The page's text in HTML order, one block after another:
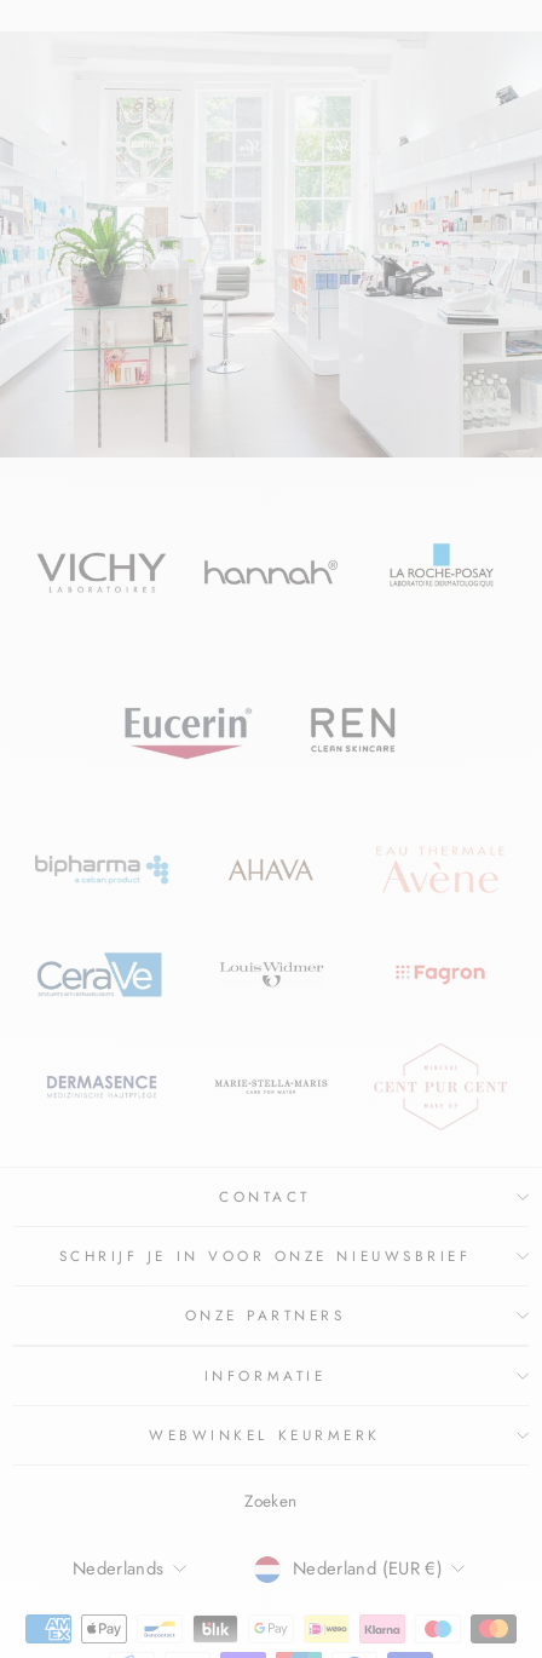
CONTACT
SCHRIJF JE IN VOOR ONZE NIEUWSBRIEF
ONZE PARTNERS
INFORMATIE
WEBWINKEL KEURMERK
Zoeken
TAAL
Nederlands Nederland (EUR €)